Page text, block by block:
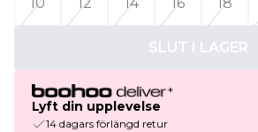
SLUT I LAGER
Lyft din upplevelse
14 dagars förlängd retur